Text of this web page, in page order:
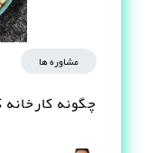
مشاوره ها
چگونه